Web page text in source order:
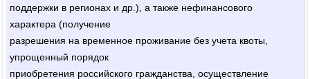
поддержки в регионах и др.), а также нефинансового
характера (получение
разрешения на временное проживание без учета квоты,
упрощенный порядок
приобретения российского гражданства, осуществление